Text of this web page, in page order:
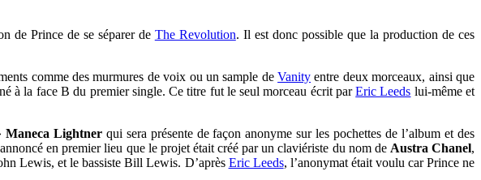
de Prince de se séparer de The Revolution. Il est donc possible que la production de ces
comme des murmures de voix ou un sample deVanity entre deux morceaux, ainsi que
à la face B du premier single. Ce titre fut le seul morceau écrit parEric Leeds lui-même et
Maneca Lightnerqui sera présente de façon anonyme sur les pochettes de l’album et des
en premier lieu que le projet était créé par un claviériste du nom de Austra Chanel,
Lewis, et le bassiste Bill Lewis. D’après Eric Leeds, l’anonymat était voulu car Prince ne